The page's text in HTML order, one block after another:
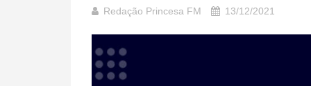
Redação Princesa FM 13/12/2021